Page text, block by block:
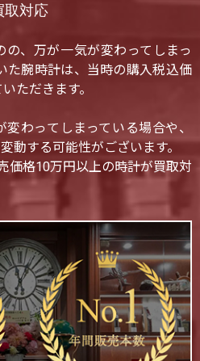
取対応
、万が一気が変わってしまっ
た腕時計は、当時の購入税込価
ただきます。
わってしまっている場合や、
動する可能性がございます。
価格10万円以上の時計が買取対